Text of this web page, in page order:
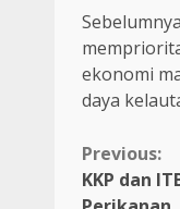
ekonomi
daya
Previous:
KKP dan